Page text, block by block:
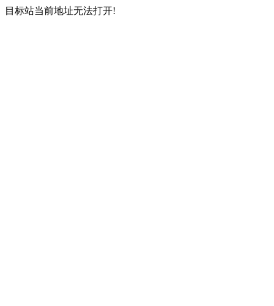
目标站当前地址无法打开!